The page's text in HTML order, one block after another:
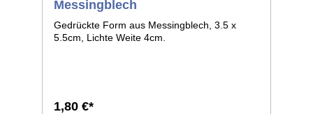
Messingblech
Gedrückte Form aus Messingblech, 3.5 x
5.5cm, Lichte Weite 4cm.
1,80 €*